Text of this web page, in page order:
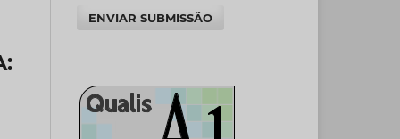
ENVIAR SUBMISSÃO